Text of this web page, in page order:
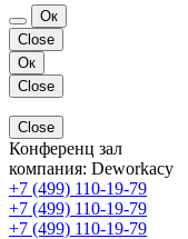
Ок
Close
Ок
Close
Close
Конференц зал
компания: Deworkacy
+7 (499) 110-19-79
+7 (499) 110-19-79
+7 (499) 110-19-79